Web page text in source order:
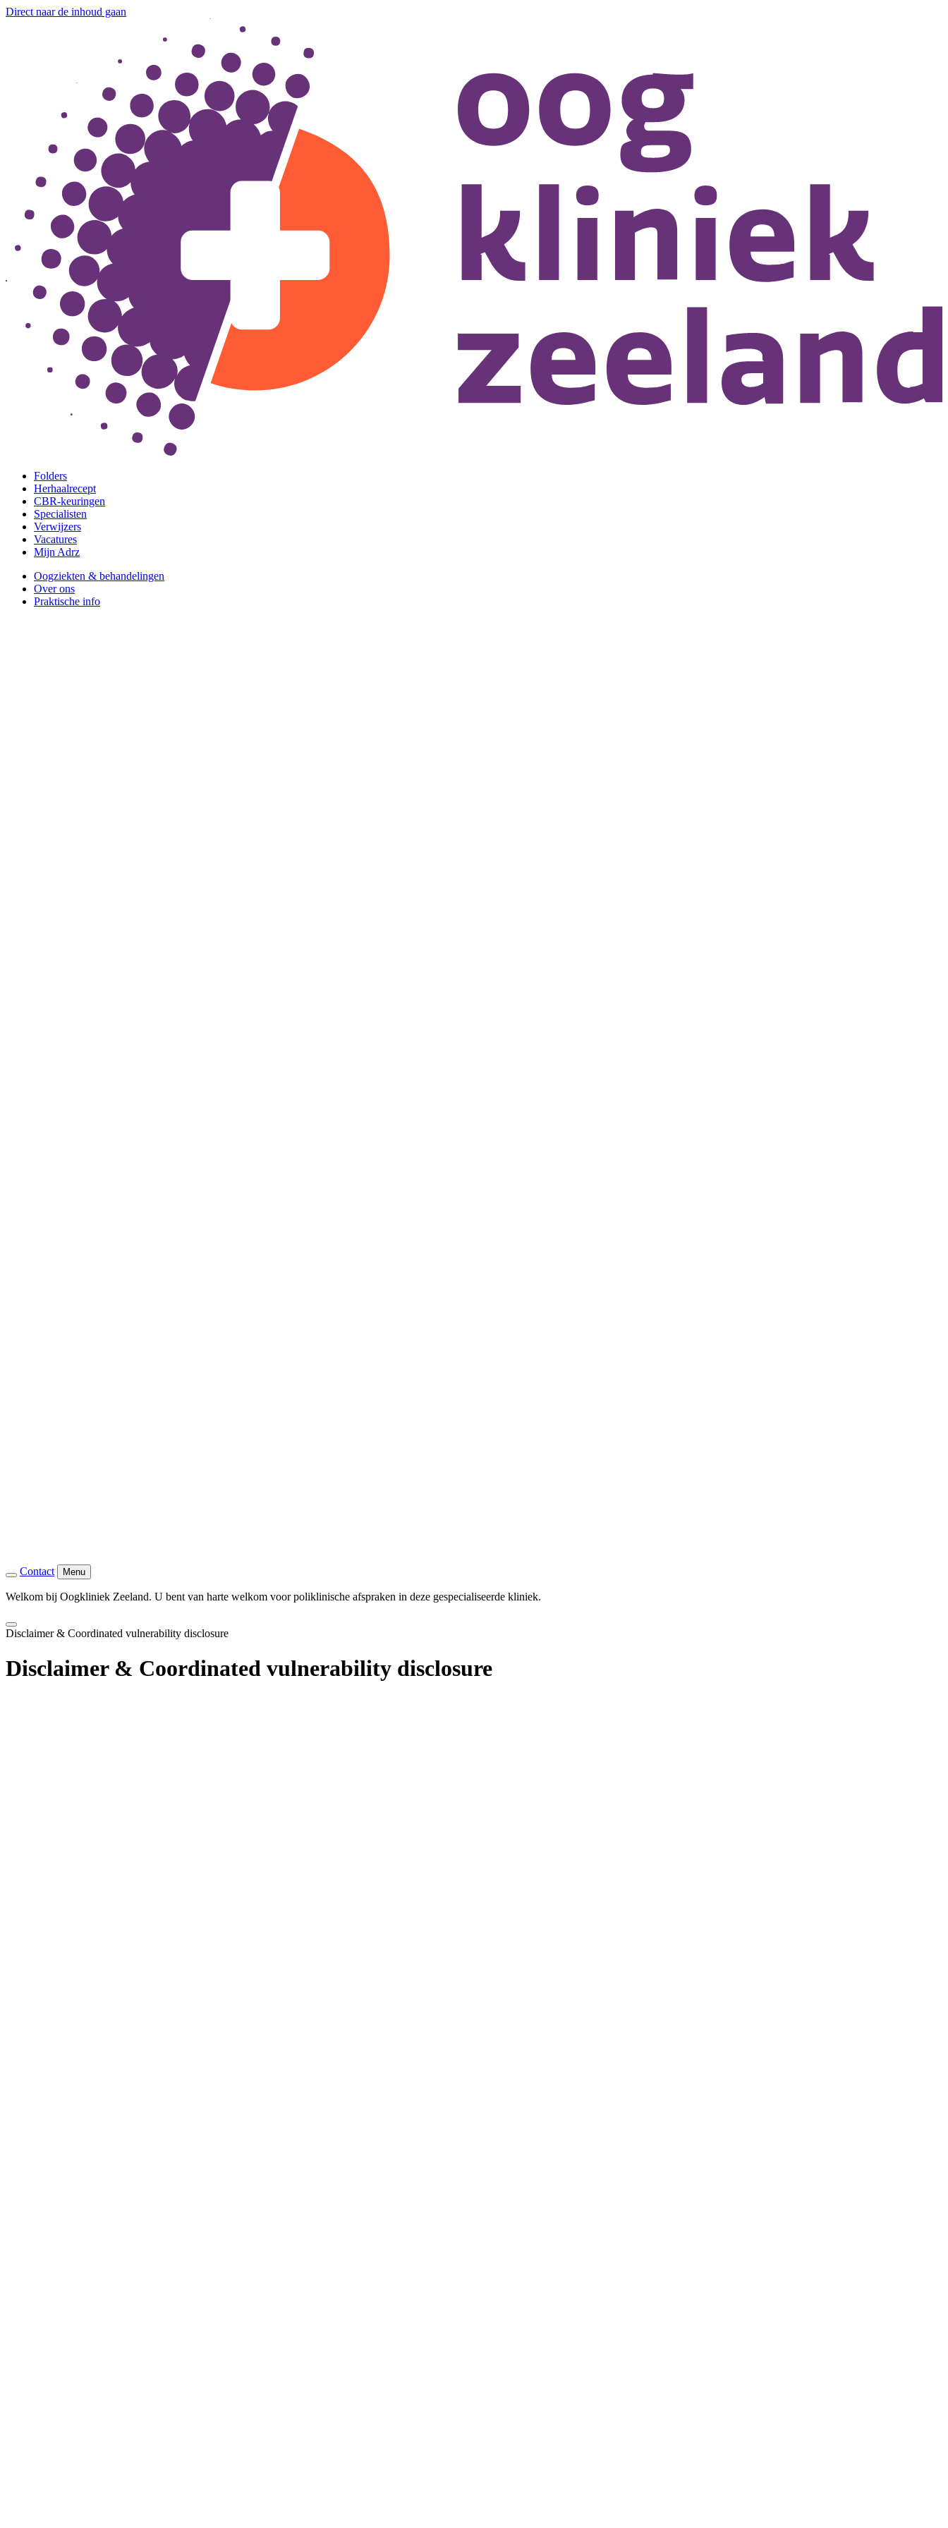
Direct naar de inhoud gaan
Folders
Herhaalrecept
CBR-keuringen
Specialisten
Verwijzers
Vacatures
Mijn Adrz
Oogziekten & behandelingen
Over ons
Praktische info
Contact Menu
Welkom bij Oogkliniek Zeeland. U bent van harte welkom voor poliklinische afspraken in deze gespecialiseerde kliniek.
Disclaimer & Coordinated vulnerability disclosure
Disclaimer & Coordinated vulnerability disclosure